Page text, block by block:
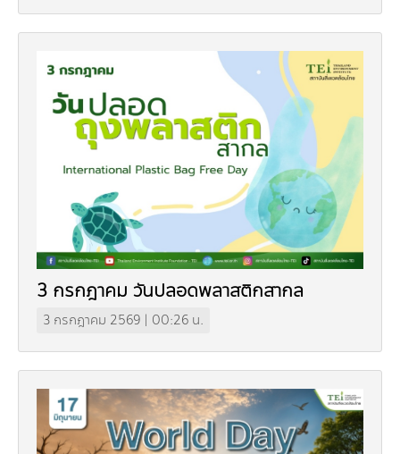
3 กรกฎาคม วันปลอดพลาสติกสากล
3 กรกฎาคม 2569 | 00:26 น.